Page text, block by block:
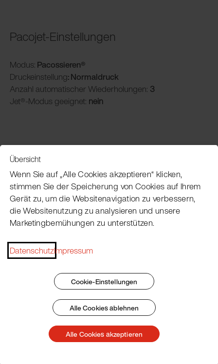
Pacojet-Einstellungen
Modus: Pacossieren®
Druckeinstellung: Normaldruck
Anzahl automatischer Wiederholungen: 3
Jet®-Modus geeignet: nein
Pacojet Newsletter
Möchten Sie regelmäßig über Neuigkeiten,
Laufenden bleiben?
Jetzt abonnieren
Übersicht
Wenn Sie auf „Alle Cookies akzeptieren“ klicken,
stimmen Sie der Speicherung von Cookies auf Ihrem
Gerät zu, um die Websitenavigation zu verbessern,
die Websitenutzung zu analysieren und unsere
Marketingbemühungen zu unterstützen.
DatenschutzImpressum
Cookie-Einstellungen
Alle Cookies ablehnen
Alle Cookies akzeptieren